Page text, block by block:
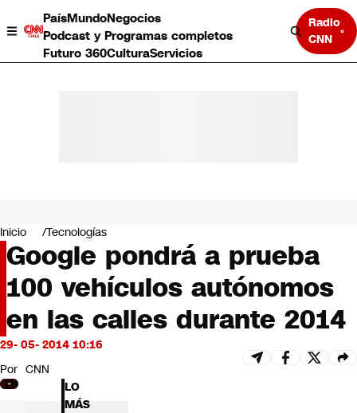
PaísMundoNegocios
Podcast y Programas completos
Futuro 360CulturaServicios
Radio
CNN
Negocios
Deportes
Programas completos
Cultura
Servicios
Bits
CNN tiempo
Futuro 360
Opinión
Inicio Tecnologías
Google pondrá a prueba
100 vehículos autónomos
en las calles durante 2014
29- 05- 2014 10:16
Por CNN
LO
MÁS